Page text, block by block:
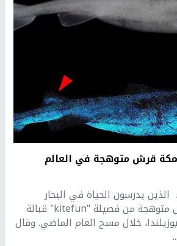
قرش متوهجة في العالم
يدرسون الحياة في البحار
على أول سمكة قرش متوهجة من فصيلة "kitefun" قبالة
خلال مسح العام الماضي. وقال